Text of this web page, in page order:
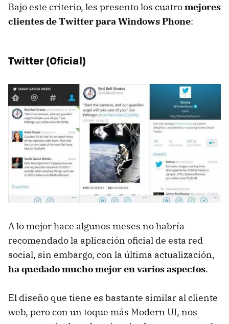
Bajo este criterio, les presento los cuatromejores
clientes de Twitter para Windows Phone:
Twitter (Oficial)
A lo mejor hace algunos meses no habría
recomendado la aplicación oficial de esta red
social, sin embargo, con la última actualización,
ha quedado mucho mejor en varios aspectos.
El diseño que tiene es bastante similar al cliente
web, pero con un toque más Modern UI, nos